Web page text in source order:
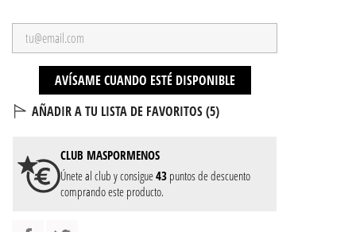
AVÍSAME CUANDO ESTÉ DISPONIBLE
AÑADIR A TU LISTA DE FAVORITOS (5)
CLUB MASPORMENOS
Únete al club y consigue43 puntos de descuento
comprando este producto.